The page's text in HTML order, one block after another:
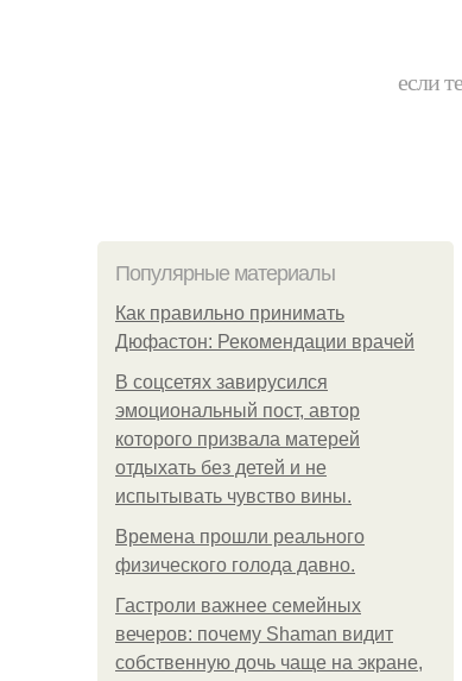
если
Популярные материалы
Как правильно принимать
Дюфастон: Рекомендации врачей
В соцсетях завирусился
эмоциональный пост, автор
которого призвала матерей
отдыхать без детей и не
испытывать чувство вины.
Bpeмена прошли реального
физического голода давно.
Гастроли важнее семейных
вечеров: почему Shaman видит
собственную дочь чаще на экране,